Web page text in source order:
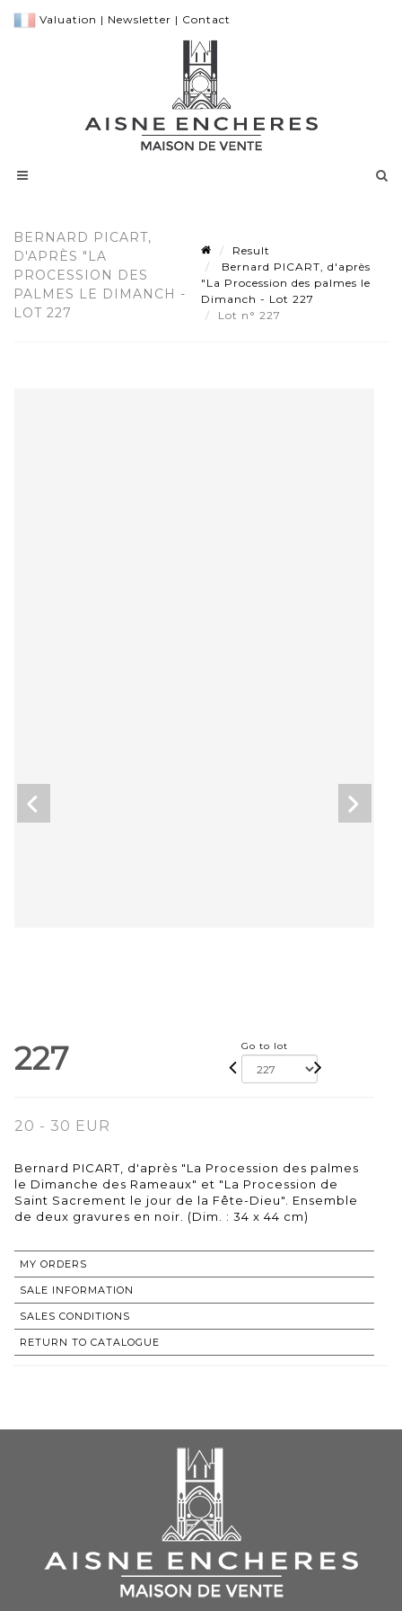
Valuation | Newsletter | Contact
BERNARD PICART,
D'APRÈS "LA
PROCESSION DES
PALMES LE DIMANCH -
LOT 227
Result
Bernard PICART, d'après
"La Procession des palmes le
Dimanch - Lot 227
Lot n° 227
227 Go to lot
20 - 30 EUR
Bernard PICART, d'après "La Procession des palmes
le Dimanche des Rameaux" et "La Procession de
Saint Sacrement le jour de la Fête-Dieu". Ensemble
de deux gravures en noir. (Dim. : 34 x 44 cm)
MY ORDERS
SALE INFORMATION
SALES CONDITIONS
RETURN TO CATALOGUE